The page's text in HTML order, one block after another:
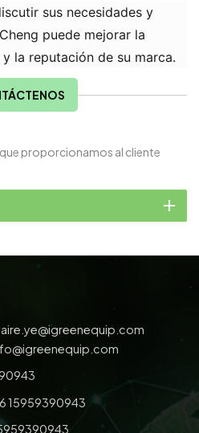
sus necesidades y
puede mejorar la
la reputación de su marca.
proporcionamos al cliente
15959390943